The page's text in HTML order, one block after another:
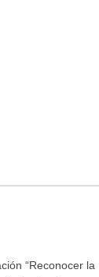
“Reconocer la